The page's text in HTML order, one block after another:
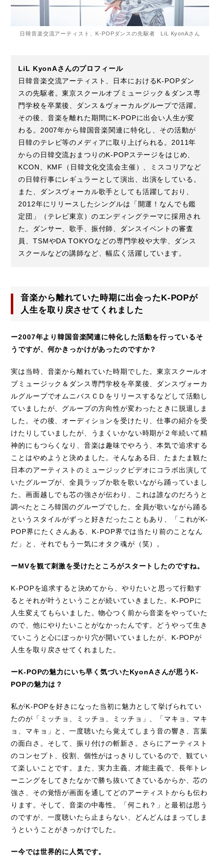
日韓音楽交流アーティスト、K-POPダンスの先駆者 LiL KyonAさん
LiL KyonAさんのプロフィール
日韓音楽交流アーティスト、日本におけるK-POPダン
スの先駆者。東京スクールオブミュージック＆ダンス専
門学校を卒業後、ダンス＆ヴォーカルグループで活躍。
その後、音楽を離れた期間にK-POPに出会い人生が変
わる。2007年から韓国音楽関連に特化し、その活動が
日韓のテレビ等のメディアに取り上げられる。2011年
からの日韓交流おまつりのK-POPステージをはじめ、
KCON、KMF（日韓文化交流会主催）、ミスコリアなど
の日韓行事にレギュラーとして演出、出演をしている。
また、ダンスヴォーカル歌手としても活躍しており、
2012年にリリースしたシングルは「開運！なんでも鑑
定団」（テレビ東京）のエンディングテーマに採用され
た。ダンサー、歌手、振付師、ダンスイベントの審査
員、TSMやDA TOKYOなどの専門学校や大学、ダンス
スクールなどの講師など、幅広く活躍しています。
音楽から離れていた時期に出会ったK-POPが
人生を取り戻させてくれました
ー2007年より韓国音楽関連に特化した活動を行っているそ
うですが、何かきっかけがあったのですか？
実は当時、音楽から離れていた時期でした。東京スクールオ
ブミュージック＆ダンス専門学校を卒業後、ダンスヴォーカ
ルグループでオムニバスＣＤをリリースするなどして活動し
ていましたが、グループの方向性が変わったときに脱退しま
した。その後、オーディションを受けたり、仕事の紹介を受
けたりしていましたが、うまくいかない時期が２年続いて精
神的にもつらくなり、音楽は趣味でやろう、本気で追求する
ことはやめようと決めました。そんなある日、たまたま観た
日本のアーティストのミュージックビデオにコラボ出演して
いたグループが、全員ラップか歌を歌いながら踊っていまし
た。画面越しでも芯の強さが伝わり、これは誰なのだろうと
調べたところ韓国のグループでした。全員が歌いながら踊る
というスタイルがずっと好きだったこともあり、「これがK-
POP界にたくさんある、K-POP界では当たり前のことなん
だ」と、それでもう一気にオタク魂が（笑）。
ーMVを観て刺激を受けたところがスタートしたのですね。
K-POPを追求すると決めてから、やりたいと思って行動す
るとそれが叶うということが続いていきました。K-POPに
人生変えてもらいました。物心つく前から音楽をやっていた
ので、他にやりたいことがなかったんです。どうやって生き
ていこうと心にぽっかり穴が開いていましたが、K-POPが
人生を取り戻させてくれました。
ーK-POPの魅力にいち早く気づいたKyonAさんが思うK-
POPの魅力は？
私がK-POPを好きになった当初に魅力として挙げられてい
たのが「ミッチョ、ミッチョ、ミッチョ」、「マキョ、マキ
ョ、マキョ」と、一度聴いたら覚えてしまう音の響き、言葉
の面白さ。そして、振り付けの斬新さ。さらにアーティスト
のコンセプト、役割、個性がはっきりしているので、観てい
て楽しいことです。また、実力主義、才能主義で、長年トレ
ーニングをしてきたなかで勝ち抜いてきているからか、芯の
強さ、その覚悟が画面を通してどのアーティストからも伝わ
ります。そして、音楽の中毒性。「何これ？」と最初は思う
のですが、一度聴いたら止まらない、どんどんはまってしま
うということがきっかけでした。
ー今では世界的に人気です。